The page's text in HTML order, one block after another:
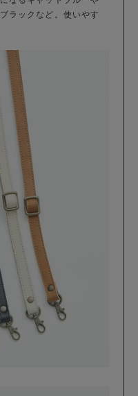
ラックなど。使いやす